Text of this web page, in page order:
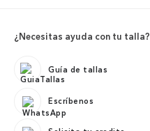
¿Necesitas ayuda con tu talla?
Guía de tallas
Escríbenos